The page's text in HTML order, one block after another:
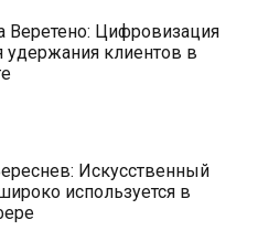
Веретено: Цифровизация
клиентов в
Искусственный
используется в